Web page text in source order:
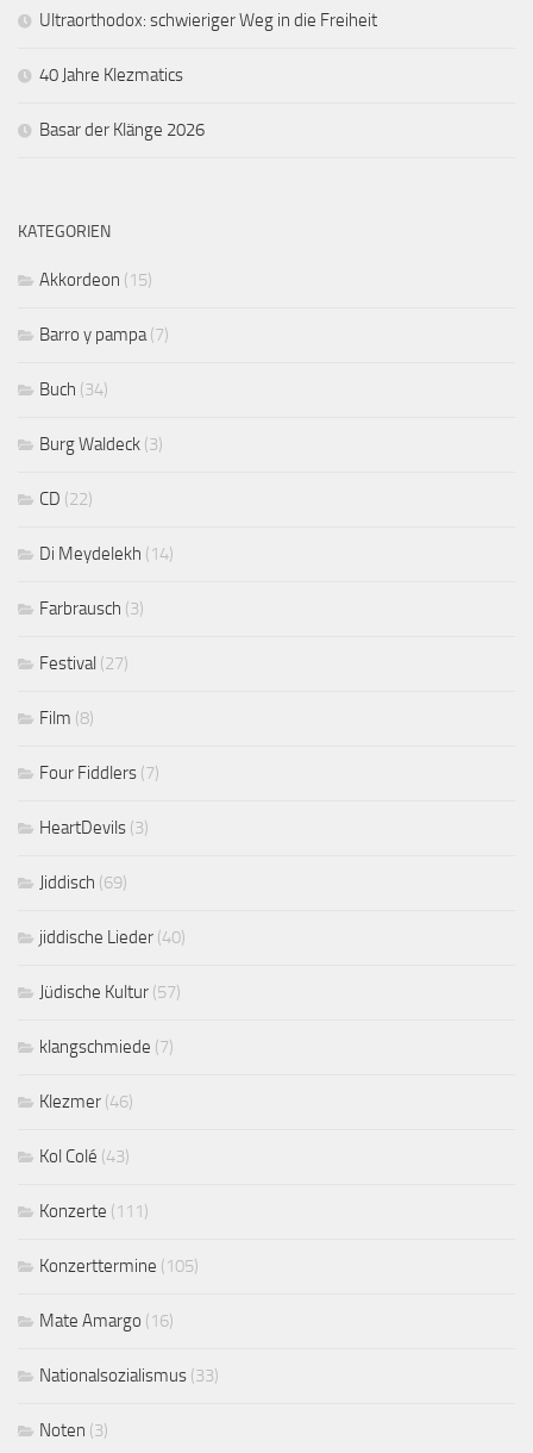
Ultraorthodox: schwieriger Weg in die Freiheit
40 Jahre Klezmatics
Basar der Klänge 2026
KATEGORIEN
Akkordeon (15)
Barro y pampa(7)
Buch (34)
Burg Waldeck (3)
CD (22)
Di Meydelekh (14)
Farbrausch (3)
Festival (27)
Film (8)
Four Fiddlers (7)
HeartDevils (3)
Jiddisch (69)
jiddische Lieder (40)
Jüdische Kultur (57)
klangschmiede (7)
Klezmer (46)
Kol Colé (43)
Konzerte (111)
Konzerttermine (105)
Mate Amargo (16)
Nationalsozialismus (33)
Noten (3)